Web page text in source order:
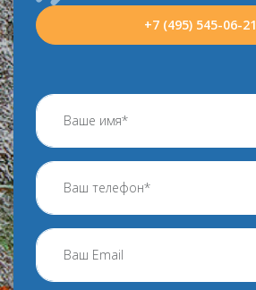
+7 (495) 545-06-21